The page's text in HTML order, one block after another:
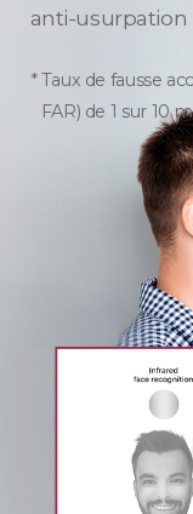
anti-usurpation
Taux de fausse
FAR) de 1 sur 10